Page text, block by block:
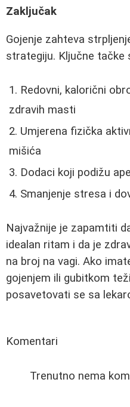
Zaključak
Gojenje zahteva
strategiju. Ključne tačke
Redovni, kalorični
zdravih masti
Umjerena fizička
mišića
Dodaci koji podižu
Smanjenje stresa i
Najvažnije je zapamtiti
idealan ritam i da je
na broj na vagi. Ako
gojenjem ili gubitkom
posavetovati se sa
Komentari
Trenutno nema